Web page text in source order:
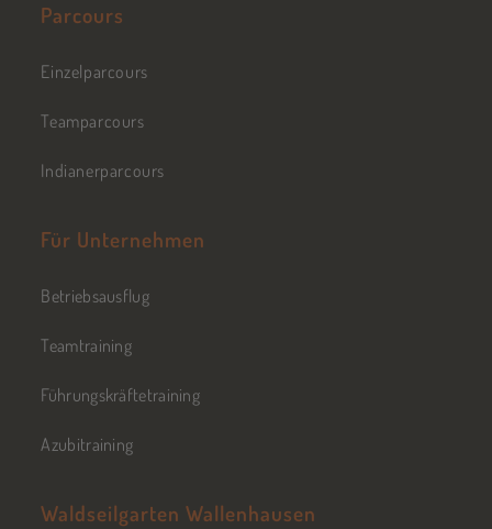
Parcours
Einzelparcours
Teamparcours
Indianerparcours
Für Unternehmen
Betriebsausflug
Teamtraining
Führungskräftetraining
Azubitraining
Waldseilgarten Wallenhausen